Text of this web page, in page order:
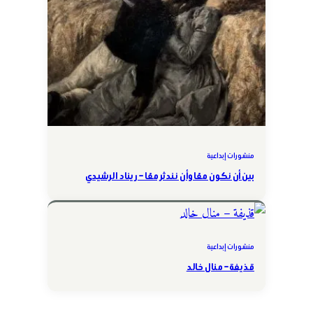
منشورات إبداعية
بين أن نكون معًا وأن نندثر معًا – ريناد الرشيدي
منشورات إبداعية
قذيفة – منال خالد